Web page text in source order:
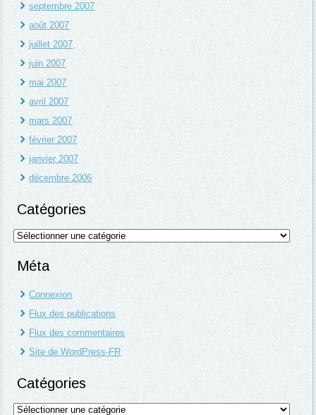
septembre 2007
août 2007
juillet 2007
juin 2007
mai 2007
avril 2007
mars 2007
février 2007
janvier 2007
décembre 2006
Catégories
Catégories
Méta
Connexion
Flux des publications
Flux des commentaires
Site de WordPress-FR
Catégories
Catégories